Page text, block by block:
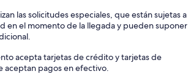
las solicitudes especiales, que están sujetas a
en el momento de la llegada y pueden suponer
acepta tarjetas de crédito y tarjetas de
aceptan pagos en efectivo.